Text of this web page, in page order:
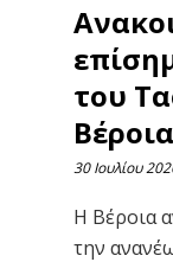
του
30 Ιουλίου
Η Βέροια
την